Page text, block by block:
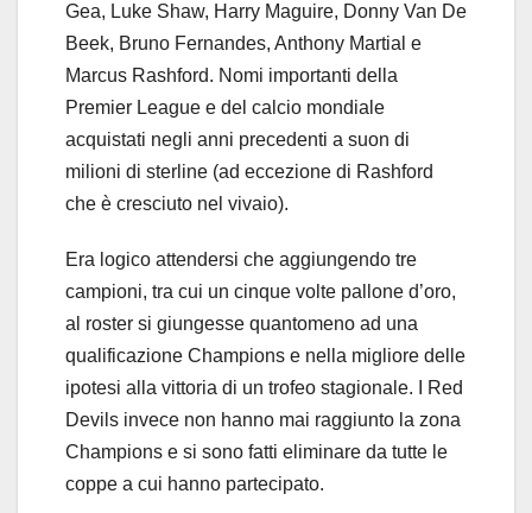
Gea, Luke Shaw, Harry Maguire, Donny Van De
Beek, Bruno Fernandes, Anthony Martial e
Marcus Rashford. Nomi importanti della
Premier League e del calcio mondiale
acquistati negli anni precedenti a suon di
milioni di sterline (ad eccezione di Rashford
che è cresciuto nel vivaio).
Era logico attendersi che aggiungendo tre
campioni, tra cui un cinque volte pallone d’oro,
al roster si giungesse quantomeno ad una
qualificazione Champions e nella migliore delle
ipotesi alla vittoria di un trofeo stagionale. I Red
Devils invece non hanno mai raggiunto la zona
Champions e si sono fatti eliminare da tutte le
coppe a cui hanno partecipato.